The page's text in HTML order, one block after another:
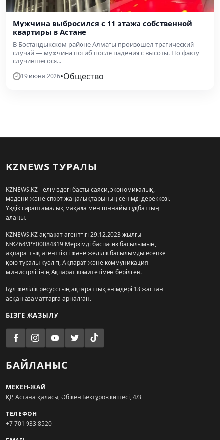
Мужчина выбросился с 11 этажа собственной
квартиры в Астане
В Бостандыкском районе Алматы произошел трагический
случай — мужчина погиб после падения с высоты. По факту
случившегося...
19 июня 2026•Общество
KZNEWS ТУРАЛЫ
KZNEWS.KZ - еліміздегі басты саяси, экономикалық,
мәдени және спорт жаңалықтарының сенімді дереккөзі.
Үздік сараптамалық мақала мен шынайы сұқбаттың
алаңы.
KZNEWS.KZ ақпарат агенттігі 29.12.2023 жылғы
№KZ64VPY00084819 Мерзімді баспасөз басылымын,
ақпараттық агенттікті және желілік басылымды есепке
қою туралы куәлігі, Ақпарат және коммуникация
министрлігінің Ақпарат комитетімен берілген.
Бұл желілік ресурстың ақпараттық өнімдері 18 жастан
асқан азаматтарға арналған.
БІЗГЕ ЖАЗЫЛУ
БАЙЛАНЫС
МЕКЕН-ЖАЙ
ҚР, Астана қаласы, Әбікен Бектұров көшесі, 4/3
ТЕЛЕФОН
+7 701 933 8520